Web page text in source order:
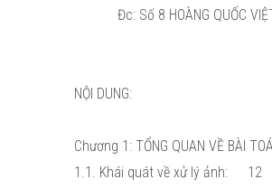
Đc: Số 8 HOÀNG QUỐC
NỘI DUNG:
Chương 1: TỔNG QUAN VỀ BÀI
1.1. Khái quát về xử lý ảnh:
12